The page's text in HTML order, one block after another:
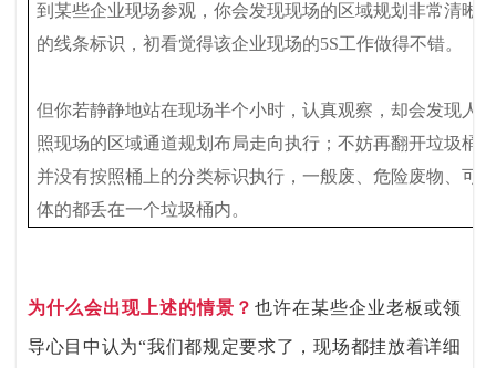
到某些企业现场参观，你会发现现场的区域规划非常清晰
的线条标识，初看觉得该企业现场的5S工作做得不错。
但你若静静地站在现场半个小时，认真观察，却会发现人
照现场的区域通道规划布局走向执行；不妨再翻开垃圾桶
并没有按照桶上的分类标识执行，一般废、危险废物、可
体的都丢在一个垃圾桶内。
为什么会出现上述的情景？ 也许在某些企业老板或领
导心目中认为“我们都规定要求了，现场都挂放着详细